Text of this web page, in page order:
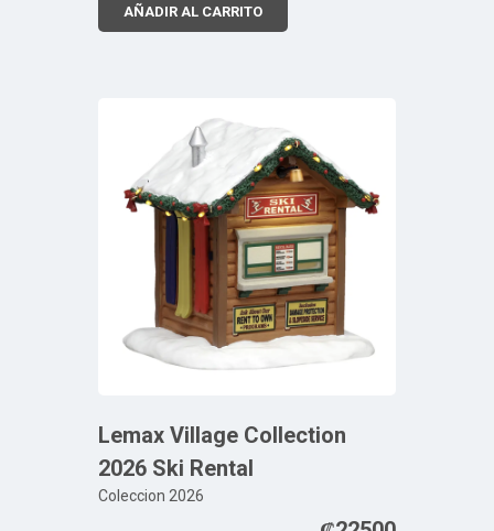
AÑADIR AL CARRITO
Lemax Village Collection
2026 Ski Rental
Coleccion 2026